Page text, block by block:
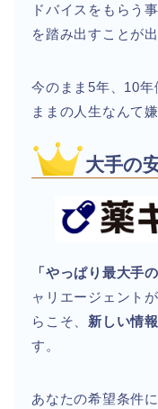
ドバイスをもらう
を踏み出すことが出
今のまま5年、10
ままの人生なんて
大手の
「やっぱり最大手
ャリエージェント
らこそ、 新しい情報
す。
あなたの希望条件